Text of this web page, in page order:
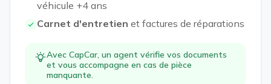
véhicule +4 ans
Carnet d'entretien et factures de réparations
Avec CapCar, un agent vérifie vos documents
et vous accompagne en cas de pièce
manquante.